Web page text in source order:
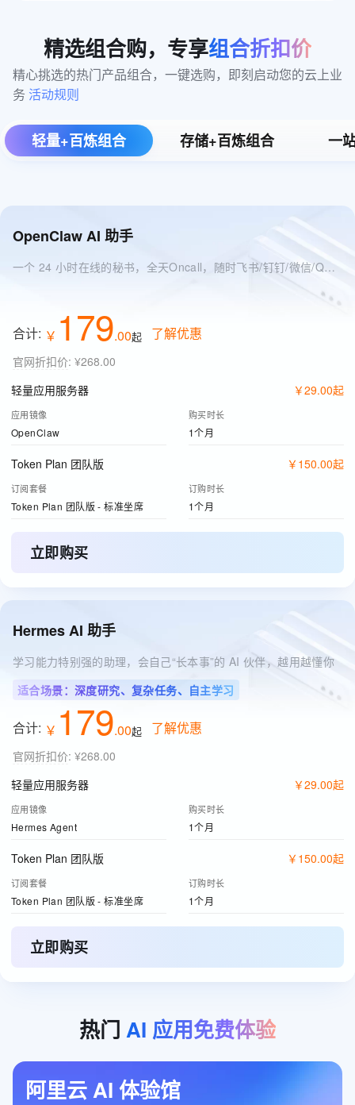
精选组合购，专享组合折扣价
精心挑选的热门产品组合，一键选购，即刻启动您的云上业
务 活动规则
轻量+百炼组合 存储+百炼组合 一
OpenClaw AI 助手
一个 24 小时在线的秘书，全天Oncall，随时飞书/钉钉/微信/QQ 找它
合计: ￥ 179.00起 了解优惠
官网折扣价: ¥268.00
轻量应用服务器
￥29.00起
应用镜像
OpenClaw
购买时长
1个月
Token Plan 团队版 ￥ 150.00起
订阅套餐
Token Plan 团队版 - 标准坐席
订购时长
1个月
立即购买
Hermes AI 助手
学习能力特别强的助理，会自己“长本事”的 AI 伙伴，越用越懂你
适合场景：深度研究、复杂任务、自主学习
合计: ￥ 179.00起 了解优惠
官网折扣价: ¥268.00
轻量应用服务器
￥29.00起
应用镜像
Hermes Agent
购买时长
1个月
Token Plan 团队版 ￥ 150.00起
订阅套餐
Token Plan 团队版 - 标准坐席
订购时长
1个月
立即购买
热门 AI 应用免费体验
阿里云 AI 体验馆